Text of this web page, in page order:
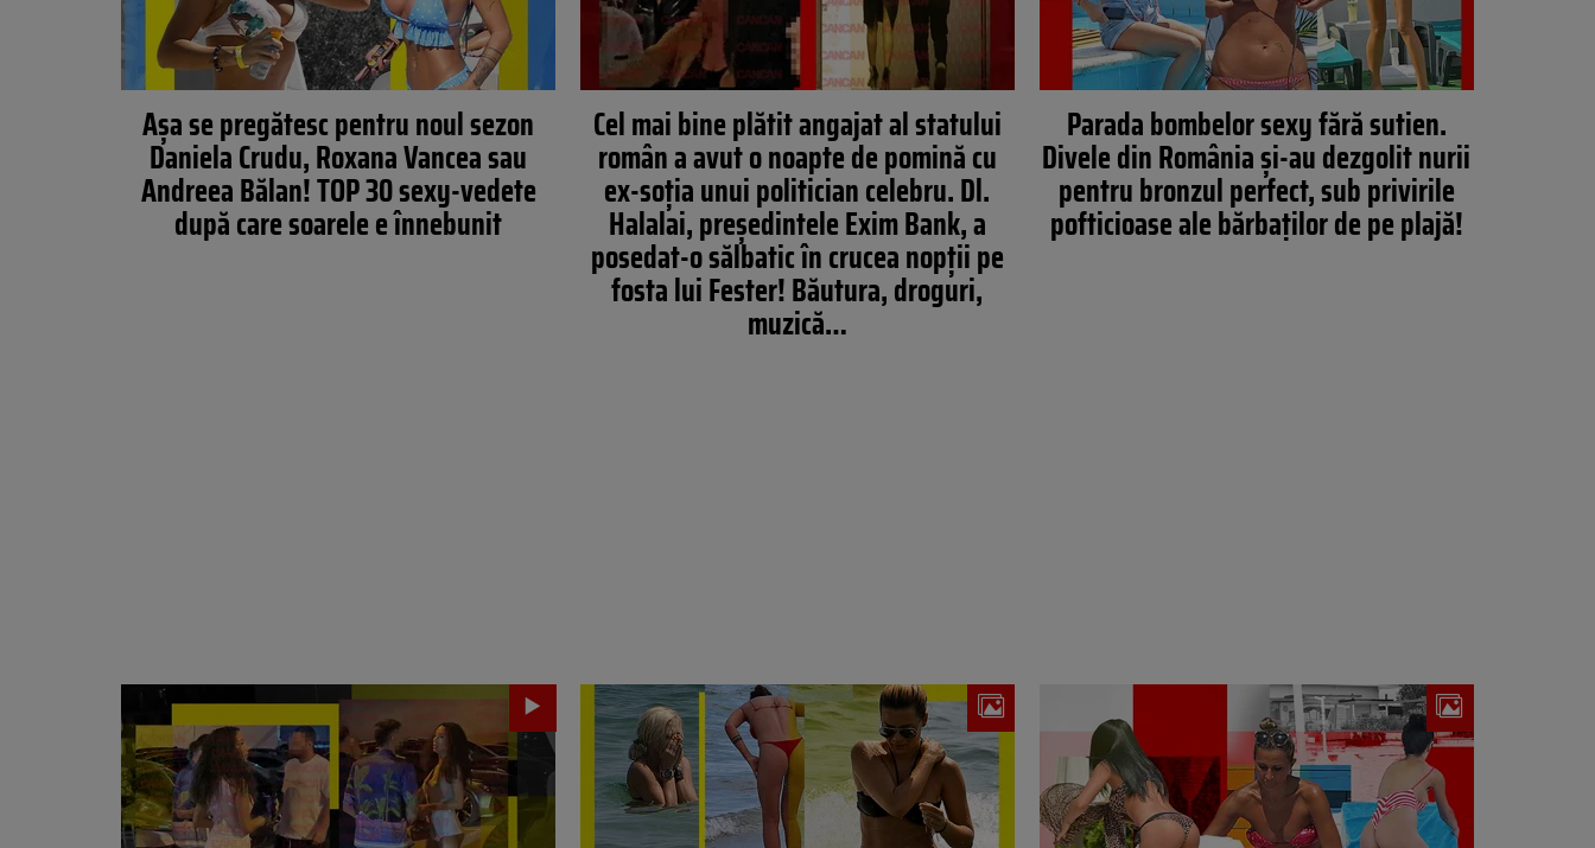
Așa se pregătesc pentru noul sezon
Daniela Crudu, Roxana Vancea sau
Andreea Bălan! TOP 30 sexy-vedete
după care soarele e înnebunit
Cel mai bine plătit angajat al statului
român a avut o noapte de pomină cu
ex-soția unui politician celebru. Dl.
Halalai, președintele Exim Bank, a
posedat-o sălbatic în crucea nopții pe
fosta lui Fester! Băutura, droguri,
muzică…
Parada bombelor sexy fără sutien.
Divele din România și-au dezgolit nurii
pentru bronzul perfect, sub privirile
pofticioase ale bărbaților de pe plajă!